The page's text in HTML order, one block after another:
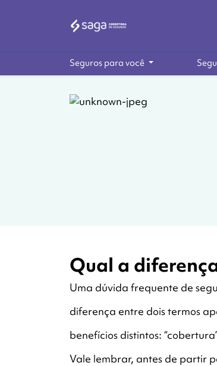
Seguros para você
Qual a
Uma dúvida frequente de
diferença entre dois termos
benefícios distintos:
Vale lembrar, antes de partir